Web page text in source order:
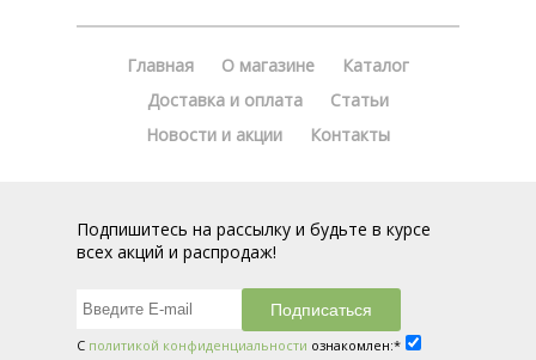
Главная О магазине
Каталог
Доставка и оплата
Статьи
Новости и акции
Контакты
Подпишитесь на рассылку и будьте в курсе
всех акций и распродаж!
С политикой конфиденциальности ознакомлен:*